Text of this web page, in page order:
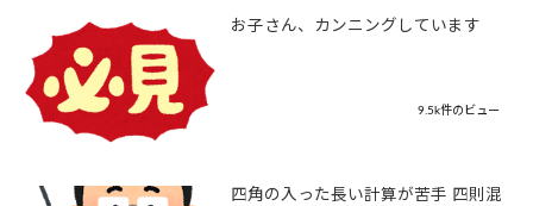
お子さん、カンニングしています
9.5k件のビュー
四角の入った長い計算が苦手 四則混